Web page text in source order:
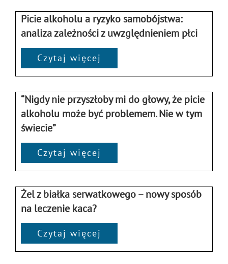
Picie alkoholu a ryzyko samobójstwa:
analiza zależności z uwzględnieniem płci
Czytaj więcej
“Nigdy nie przyszłoby mi do głowy, że picie
alkoholu może być problemem. Nie w tym
świecie”
Czytaj więcej
Żel z białka serwatkowego – nowy sposób
na leczenie kaca?
Czytaj więcej